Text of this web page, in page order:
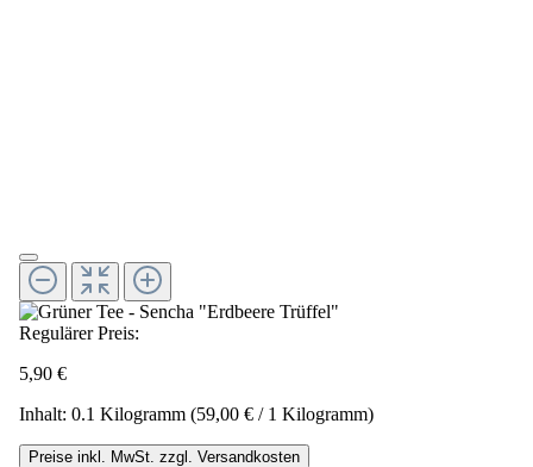
Regulärer Preis:
5,90 €
Inhalt: 0.1 Kilogramm (59,00 € / 1 Kilogramm)
Preise inkl. MwSt. zzgl. Versandkosten